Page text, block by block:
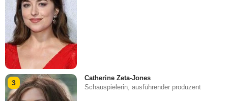
3
Catherine Zeta-Jones
Schauspielerin, ausführender produzent